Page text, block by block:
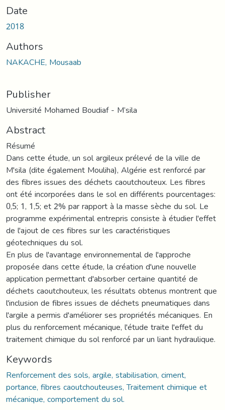
Date
2018
Authors
NAKACHE, Mousaab
Publisher
Université Mohamed Boudiaf - M’sila
Abstract
Résumé
Dans cette étude, un sol argileux prélevé de la ville de
M'sila (dite également Mouliha), Algérie est renforcé par
des fibres issues des déchets caoutchouteux. Les fibres
ont été incorporées dans le sol en différents pourcentages:
0,5; 1, 1,5; et 2% par rapport à la masse sèche du sol. Le
programme expérimental entrepris consiste à étudier l'effet
de l'ajout de ces fibres sur les caractéristiques
géotechniques du sol.
En plus de l'avantage environnemental de l'approche
proposée dans cette étude, la création d'une nouvelle
application permettant d'absorber certaine quantité de
déchets caoutchouteux, les résultats obtenus montrent que
l'inclusion de fibres issues de déchets pneumatiques dans
l'argile a permis d'améliorer ses propriétés mécaniques. En
plus du renforcement mécanique, l'étude traite l'effet du
traitement chimique du sol renforcé par un liant hydraulique.
Keywords
Renforcement des sols, argile, stabilisation, ciment,
portance, fibres caoutchouteuses, Traitement chimique et
mécanique, comportement du sol.